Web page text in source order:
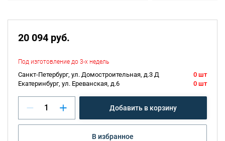
20 094 руб.
Под изготовление до 3-х недель
Санкт-Петербург, ул. Домостроительная, д.3 Д
0 шт
Екатеринбург, ул. Ереванская, д.6
0 шт
Добавить в корзину
В избранное